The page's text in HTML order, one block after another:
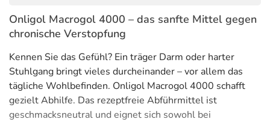
Onligol Macrogol 4000 – das sanfte Mittel gegen
chronische Verstopfung
Kennen Sie das Gefühl? Ein träger Darm oder harter
Stuhlgang bringt vieles durcheinander – vor allem das
tägliche Wohlbefinden. Onligol Macrogol 4000 schafft
gezielt Abhilfe. Das rezeptfreie Abführmittel ist
geschmacksneutral und eignet sich sowohl bei